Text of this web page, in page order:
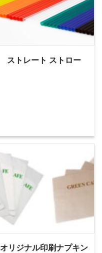
ストレート ストロー
オリジナル印刷ナプキン